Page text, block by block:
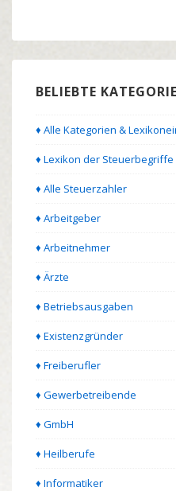
BELIEBTE
♦ Alle Kategorien &
♦ Lexikon der Steuerbegriffe
♦ Alle Steuerzahler
♦ Arbeitgeber
♦ Arbeitnehmer
♦ Ärzte
♦ Betriebsausgaben
♦ Existenzgründer
♦ Freiberufler
♦ Gewerbetreibende
♦ GmbH
♦ Heilberufe
♦ Informatiker